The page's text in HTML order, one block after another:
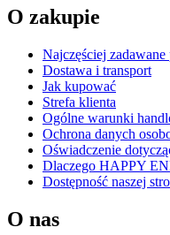
O zakupie
Najczęściej zadawane
Dostawa i transport
Jak kupować
Strefa klienta
Ogólne warunki
Ochrona danych
Oświadczenie
Dlaczego HAPPY
Dostępność naszej
O nas